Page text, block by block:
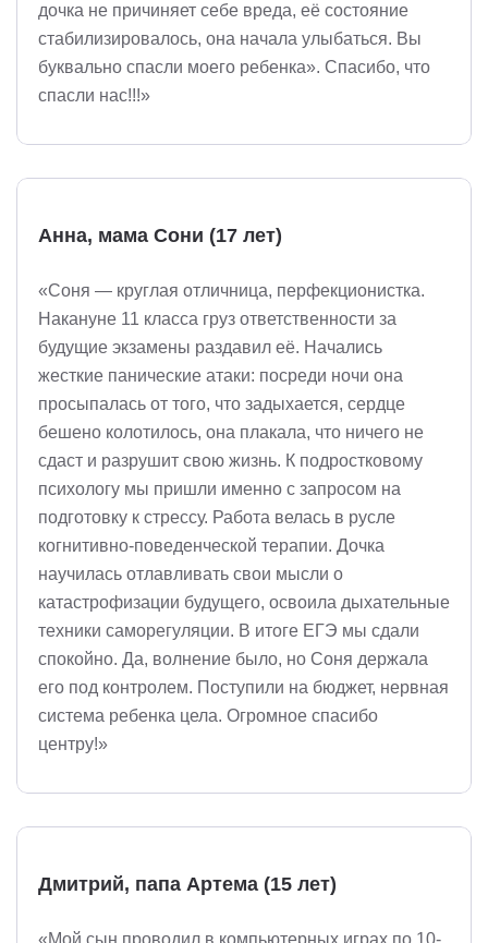
дочка не причиняет себе вреда, её состояние
стабилизировалось, она начала улыбаться. Вы
буквально спасли моего ребенка». Спасибо, что
спасли нас!!!»
Анна, мама Сони (17 лет)
«Соня — круглая отличница, перфекционистка.
Накануне 11 класса груз ответственности за
будущие экзамены раздавил её. Начались
жесткие панические атаки: посреди ночи она
просыпалась от того, что задыхается, сердце
бешено колотилось, она плакала, что ничего не
сдаст и разрушит свою жизнь. К подростковому
психологу мы пришли именно с запросом на
подготовку к стрессу. Работа велась в русле
когнитивно-поведенческой терапии. Дочка
научилась отлавливать свои мысли о
катастрофизации будущего, освоила дыхательные
техники саморегуляции. В итоге ЕГЭ мы сдали
спокойно. Да, волнение было, но Соня держала
его под контролем. Поступили на бюджет, нервная
система ребенка цела. Огромное спасибо
центру!»
Дмитрий, папа Артема (15 лет)
«Мой сын проводил в компьютерных играх по 10-